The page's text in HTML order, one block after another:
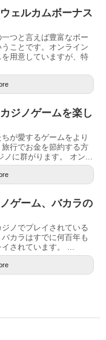
ェルカムボーナス
つと言えば豊富なボー
ことです。オンライン
用意していますが、特
ジノゲームを楽し
が愛するゲームをより
行でお金を節約する方
ノに群がります。 オン...
ゲーム、バカラの
ノでプレイされている
カラはすでに何百年も
されています。 ...